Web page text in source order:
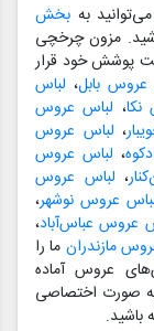
می‌توانید به بخش
مزون چرخچی
پوشش خود قرار
عروس بابل، لباس
، لباس عروس
، لباس عروس
، لباس عروس
، لباس عروس
عروس نوشهر،
عروس عباس‌آباد،
مازندران ما را
عروس آماده
صورت اختصاصی
باشید.